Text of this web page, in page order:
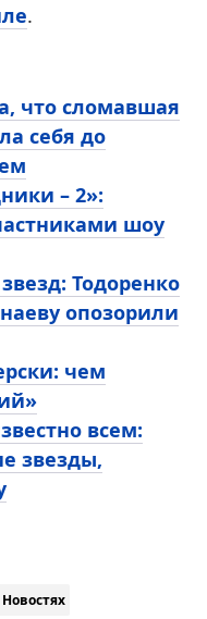
.
что сломавшая
себя до
– 2»:
шоу
Тодоренко
опозорили
чем
всем:
звезды,